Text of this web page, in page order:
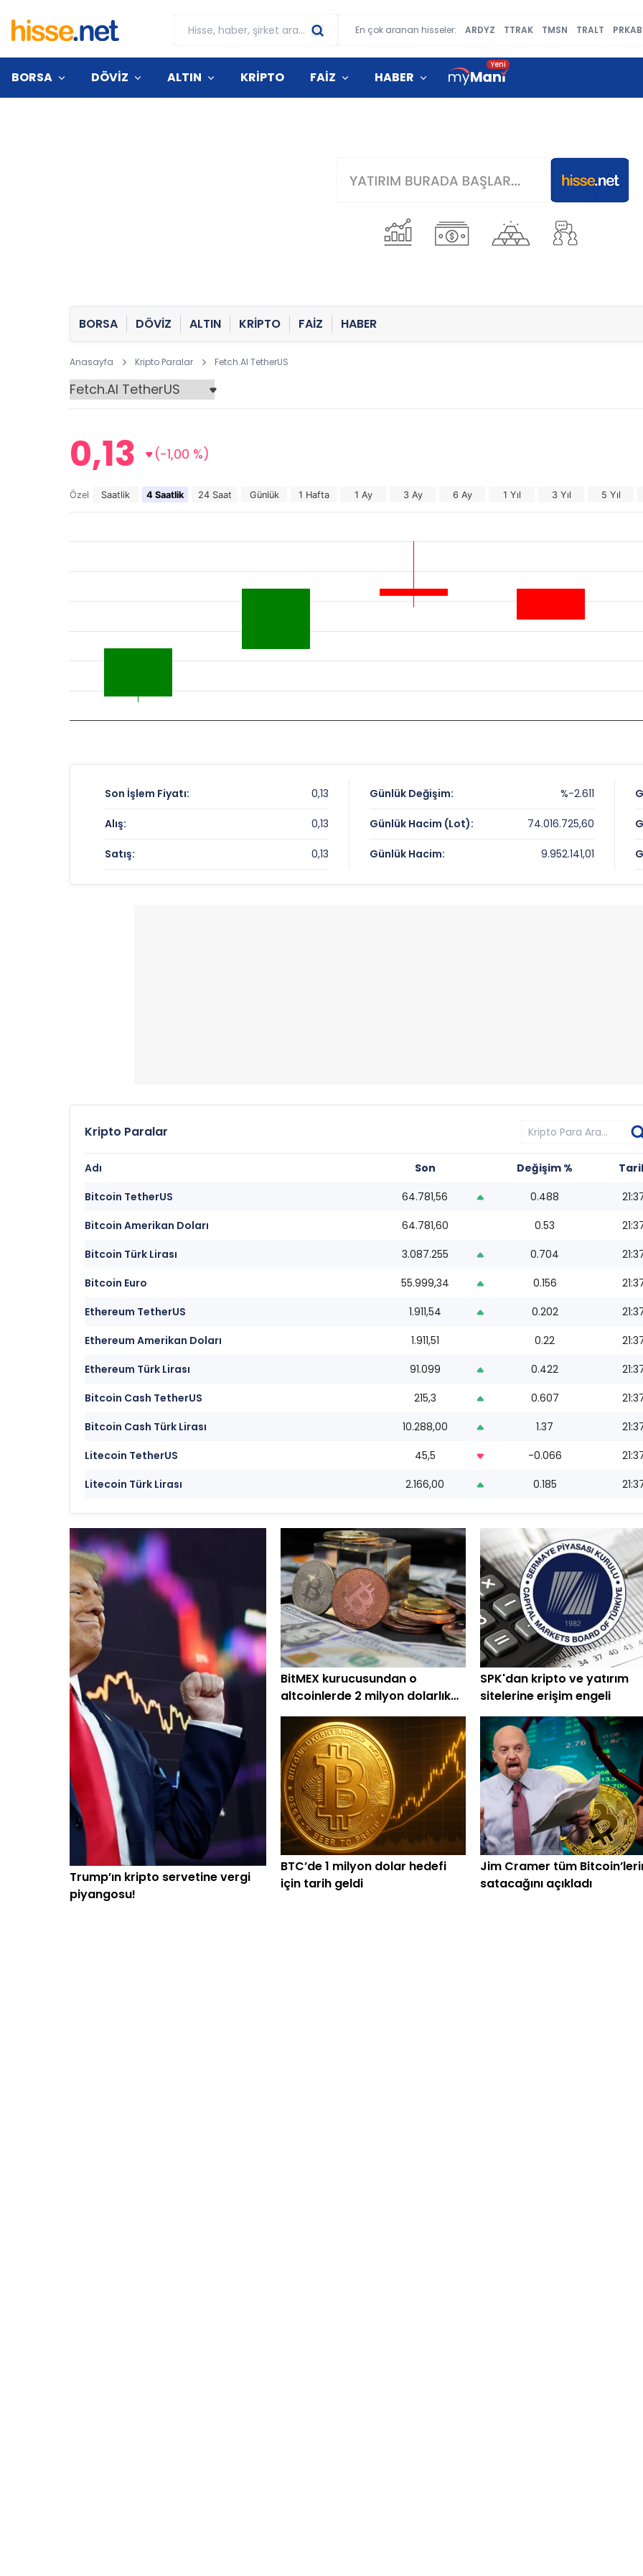
En çok aranan hisseler: ARDYZ TTRAK TMSN TRALT PRKAB
BORSA DÖVİZ ALTIN KRİPTO FAİZ HABER
BORSA DÖVİZ ALTIN KRİPTO FAİZ HABER
Anasayfa Kripto Paralar Fetch.AI TetherUS
0,13 (-1,00 %)
Özel Saatlik 4 Saatlik 24 Saat Günlük 1 Hafta 1 Ay 3 Ay 6 Ay 1 Yıl 3 Yıl 5 Yıl
Son İşlem Fiyatı: 0,13
Alış: 0,13
Satış: 0,13
Günlük Değişim: %-2.611
Günlük Hacim (Lot): 74.016.725,60
Günlük Hacim: 9.952.141,01
Kripto Paralar
Adı Son Değişim %
Bitcoin TetherUS
64.781,56 0.488
Bitcoin Amerikan Doları
64.781,60 0.53
Bitcoin Türk Lirası
3.087.255 0.704
Bitcoin Euro
55.999,34 0.156
Ethereum TetherUS
1.911,54 0.202
Ethereum Amerikan Doları
1.911,51 0.22
Ethereum Türk Lirası
91.099 0.422
Bitcoin Cash TetherUS
215,3 0.607
Bitcoin Cash Türk Lirası
10.288,00 1.37
Litecoin TetherUS
45,5 -0.066
Litecoin Türk Lirası
2.166,00 0.185
Trump’ın kripto servetine vergi
piyangosu!
BitMEX kurucusundan o
altcoinlerde 2 milyon dolarlık
alım
SPK'dan kripto ve yatırım
sitelerine erişim engeli
BTC’de 1 milyon dolar hedefi
için tarih geldi
Jim Cramer tüm
satacağını açıkladı